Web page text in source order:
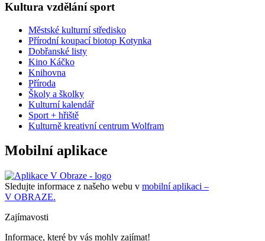
Kultura vzdělání sport
Městské kulturní středisko
Přírodní koupací biotop Kotynka
Dobřanské listy
Kino Káčko
Knihovna
Příroda
Školy a školky
Kulturní kalendář
Sport + hřiště
Kulturně kreativní centrum Wolfram
Mobilní aplikace
Sledujte informace z našeho webu v mobilní aplikaci –
V OBRAZE.
Zajímavosti
Informace, které by vás mohly zajímat!